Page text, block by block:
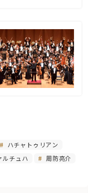
ハチャトゥリアン
ルチュハ
周防亮介